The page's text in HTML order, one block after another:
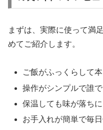
まずは、実際に使って満
めてご紹介します。
ご飯がふっくらして
操作がシンプルで誰
保温しても味が落ち
お手入れが簡単で毎